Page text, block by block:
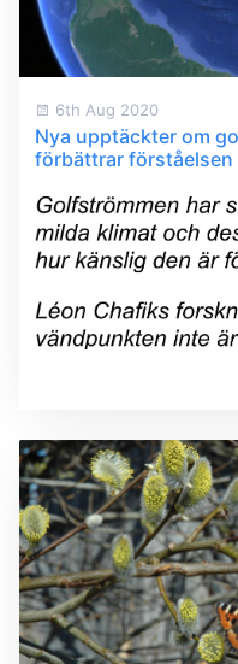
6th Aug 2020
Nya upptäckter om
förbättrar